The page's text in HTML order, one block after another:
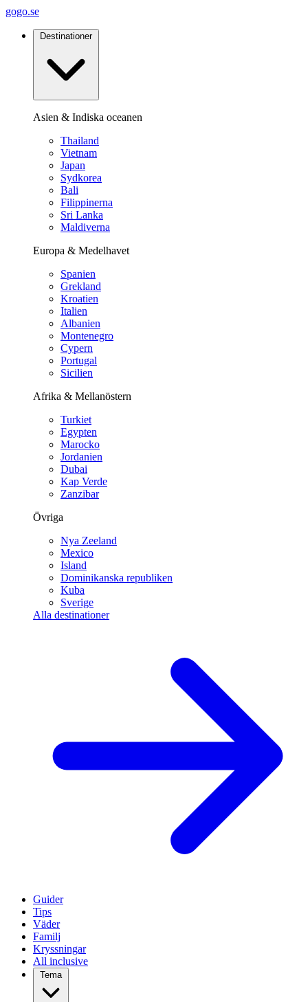
gogo.se
Destinationer
Asien & Indiska oceanen
Thailand
Vietnam
Japan
Sydkorea
Bali
Filippinerna
Sri Lanka
Maldiverna
Europa & Medelhavet
Spanien
Grekland
Kroatien
Italien
Albanien
Montenegro
Cypern
Portugal
Sicilien
Afrika & Mellanöstern
Turkiet
Egypten
Marocko
Jordanien
Dubai
Kap Verde
Zanzibar
Övriga
Nya Zeeland
Mexico
Island
Dominikanska republiken
Kuba
Sverige
Alla destinationer
Guider
Tips
Väder
Familj
Kryssningar
All inclusive
Tema